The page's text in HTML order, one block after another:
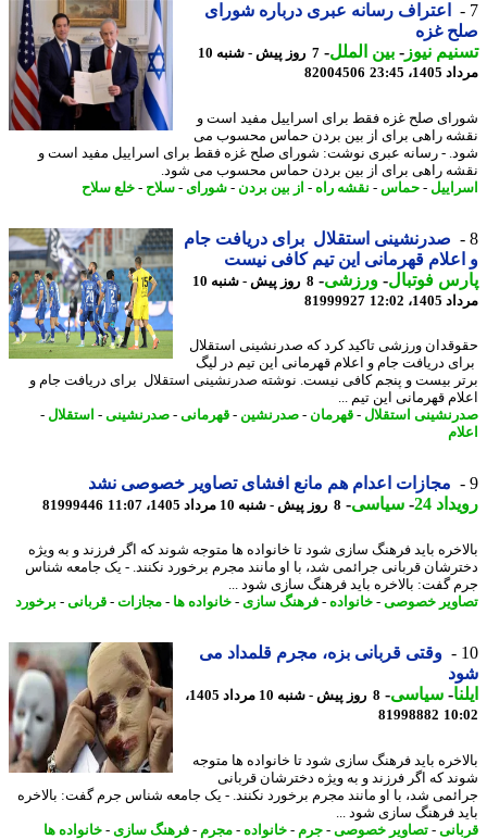
اعتراف رسانه عبری درباره شورای
غزه
نیوز-بین الملل-
7 روز پیش - شنبه 10
23:45
82004506
صلح غزه فقط برای اسراییل مفید است و
راهی برای از بین بردن حماس محسوب می
- رسانه عبری نوشت: شورای صلح غزه فقط برای اسراییل مفید است و
راهی برای از بین بردن حماس محسوب می شود.
-حماس-نقشه راه- از بین بردن-شورای- سلاح-خلع سلاح
صدرنشینی استقلال برای دریافت جام
قهرمانی این تیم کافی نیست
فوتبال-ورزشی-
8 روز پیش - شنبه 10
12:02
81999927
ورزشی تاکید کرد که صدرنشینی استقلال
دریافت جام و اعلام قهرمانی این تیم در لیگ
بیست و پنجم کافی نیست. نوشته صدرنشینی استقلال برای دریافت جام و
قهرمانی این تیم ...
استقلال-قهرمان -صدرنشین-قهرمانی-صدرنشینی-استقلال-
مجازات اعدام هم مانع افشای تصاویر خصوصی نشد
24
-سیاسی-8 روز پیش - شنبه 10 مرداد 1405، 11:07 81999446
باید فرهنگ سازی شود تا خانواده ها متوجه شوند که اگر فرزند و به ویژه
قربانی جرائمی شد، با او مانند مجرم برخورد نکنند. - یک جامعه شناس
گفت: بالاخره باید فرهنگ سازی شود ...
خصوصی-خانواده- فرهنگ سازی- خانواده ها- مجازات- قربانی -برخورد
وقتی قربانی بزه، مجرم قلمداد می
-سیاسی-
8 روز پیش - شنبه 10 مرداد 1405،
81998882
باید فرهنگ سازی شود تا خانواده ها متوجه
که اگر فرزند و به ویژه دخترشان قربانی
شد، با او مانند مجرم برخورد نکنند. - یک جامعه شناس جرم گفت: بالاخره
فرهنگ سازی شود ...
-تصاویر خصوصی-جرم -خانواده- مجرم-فرهنگ سازی- خانواده ها